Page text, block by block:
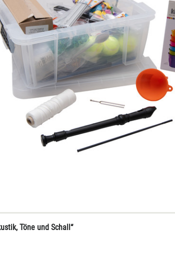
Töne und Schall“